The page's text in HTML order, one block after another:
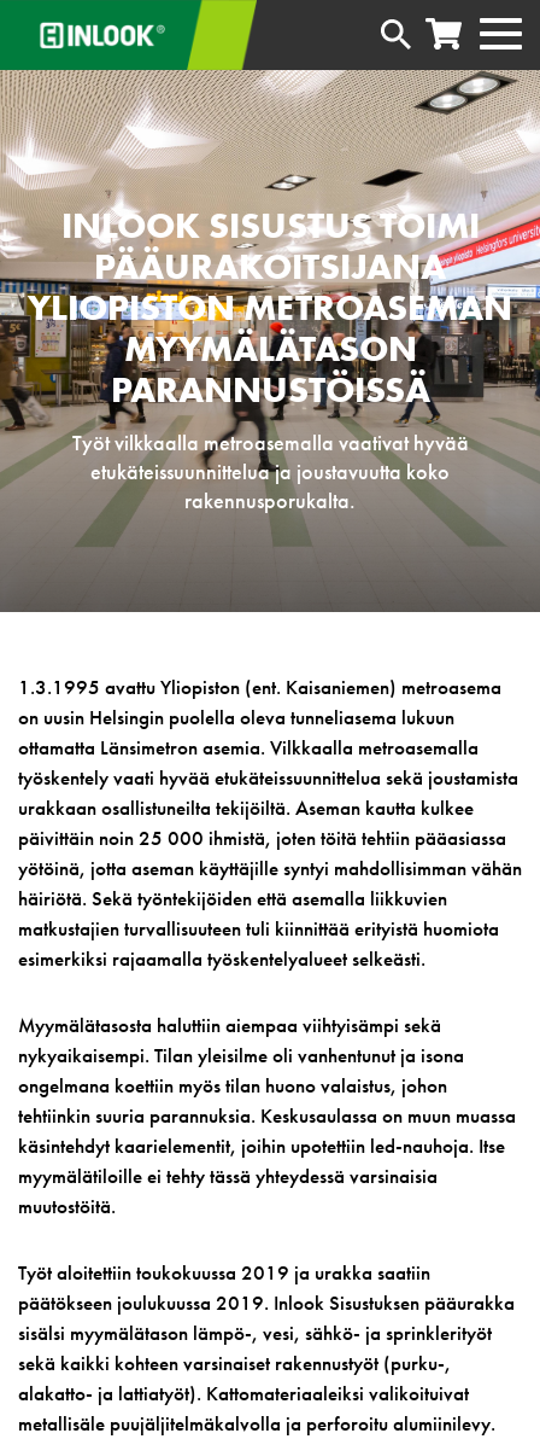
INLOOK SISUSTUS TOIMI
PÄÄURAKOITSIJANA
YLIOPISTON METROASEMAN
MYYMÄLÄTASON
PARANNUSTÖISSÄ
Työt vilkkaalla metroasemalla vaativat hyvää
etukäteissuunnittelua ja joustavuutta koko
rakennusporukalta.
1.3.1995 avattu Yliopiston (ent. Kaisaniemen) metroasema
on uusin Helsingin puolella oleva tunneliasema lukuun
ottamatta Länsimetron asemia. Vilkkaalla metroasemalla
työskentely vaati hyvää etukäteissuunnittelua sekä joustamista
urakkaan osallistuneilta tekijöiltä. Aseman kautta kulkee
päivittäin noin 25 000 ihmistä, joten töitä tehtiin pääasiassa
yötöinä, jotta aseman käyttäjille syntyi mahdollisimman vähän
häiriötä. Sekä työntekijöiden että asemalla liikkuvien
matkustajien turvallisuuteen tuli kiinnittää erityistä huomiota
esimerkiksi rajaamalla työskentelyalueet selkeästi.
Myymälätasosta haluttiin aiempaa viihtyisämpi sekä
nykyaikaisempi. Tilan yleisilme oli vanhentunut ja isona
ongelmana koettiin myös tilan huono valaistus, johon
tehtiinkin suuria parannuksia. Keskusaulassa on muun muassa
käsintehdyt kaarielementit, joihin upotettiin led-nauhoja. Itse
myymälätiloille ei tehty tässä yhteydessä varsinaisia
muutostöitä.
Työt aloitettiin toukokuussa 2019 ja urakka saatiin
päätökseen joulukuussa 2019. Inlook Sisustuksen pääurakka
sisälsi myymälätason lämpö-, vesi, sähkö- ja sprinklerityöt
sekä kaikki kohteen varsinaiset rakennustyöt (purku-,
alakatto- ja lattiatyöt). Kattomateriaaleiksi valikoituivat
metallisäle puujäljitelmäkalvolla ja perforoitu alumiinilevy.